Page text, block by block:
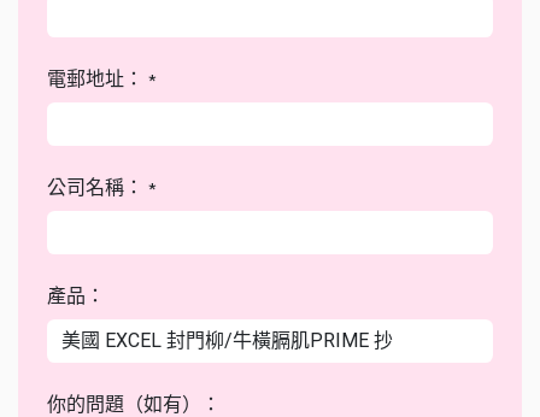
電郵地址： *
公司名稱： *
產品：
你的問題（如有）：